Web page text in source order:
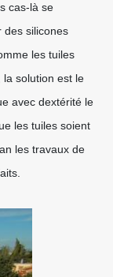
cas-là se
des silicones
les tuiles
solution est le
avec dextérité le
les tuiles soient
les travaux de